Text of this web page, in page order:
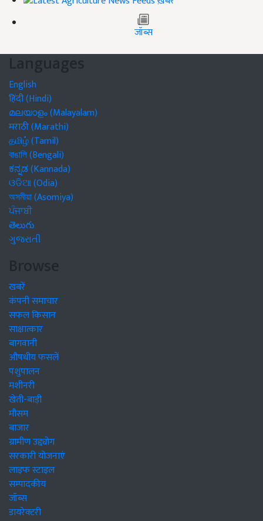
जॉब्स
Languages
English
हिंदी (Hindi)
മലയാളം (Malayalam)
मराठी (Marathi)
தமிழ் (Tamil)
বাঙালি (Bengali)
ಕನ್ನಡ (Kannada)
ଓଡିଆ (Odia)
অসমীয়া (Asomiya)
ਪੰਜਾਬੀ
తెలుగు
ગુજરાતી
Browse
खबरें
कंपनी समाचार
सफल किसान
साक्षात्कार
बागवानी
औषधीय फसलें
पशुपालन
मशीनरी
खेती-बाड़ी
मौसम
बाजार
ग्रामीण उद्द्योग
सरकारी योजनाएं
लाइफ स्टाइल
सम्पादकीय
जॉब्स
डायरेक्टरी